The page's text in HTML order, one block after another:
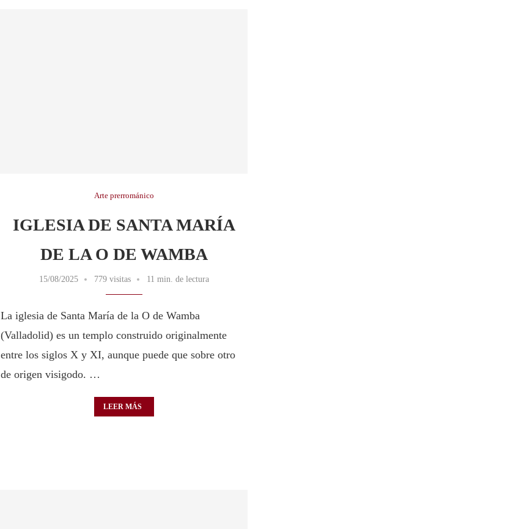
Arte prerrománico
IGLESIA DE SANTA MARÍA
DE LA O DE WAMBA
15/08/2025 779 visitas 11 min. de lectura
La iglesia de Santa María de la O de Wamba
(Valladolid) es un templo construido originalmente
entre los siglos X y XI, aunque puede que sobre otro
de origen visigodo. …
LEER MÁS